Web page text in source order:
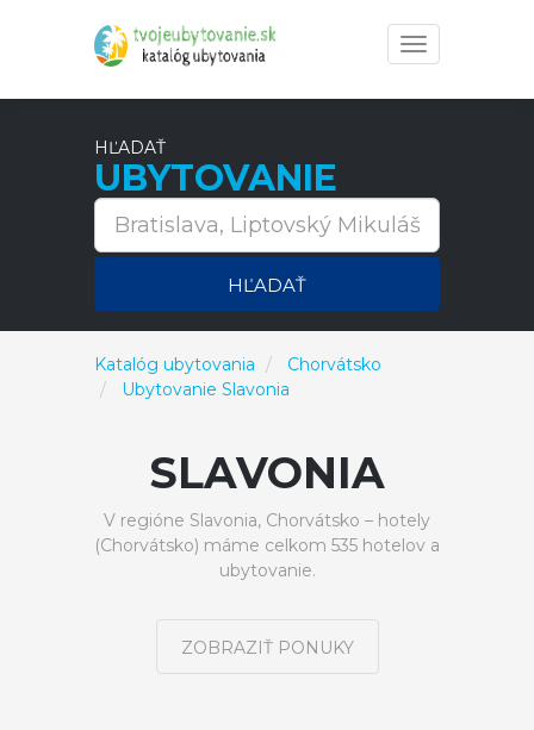
Toggle
navigation
HĽADAŤ
UBYTOVANIE
HĽADAŤ
Katalóg ubytovania
Chorvátsko
Ubytovanie Slavonia
SLAVONIA
V regióne Slavonia, Chorvátsko – hotely
(Chorvátsko) máme celkom 535 hotelov a
ubytovanie.
ZOBRAZIŤ PONUKY